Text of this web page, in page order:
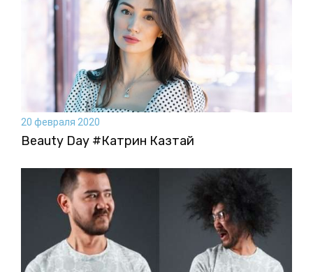
20 февраля 2020
Beauty Day #Катрин Казтай